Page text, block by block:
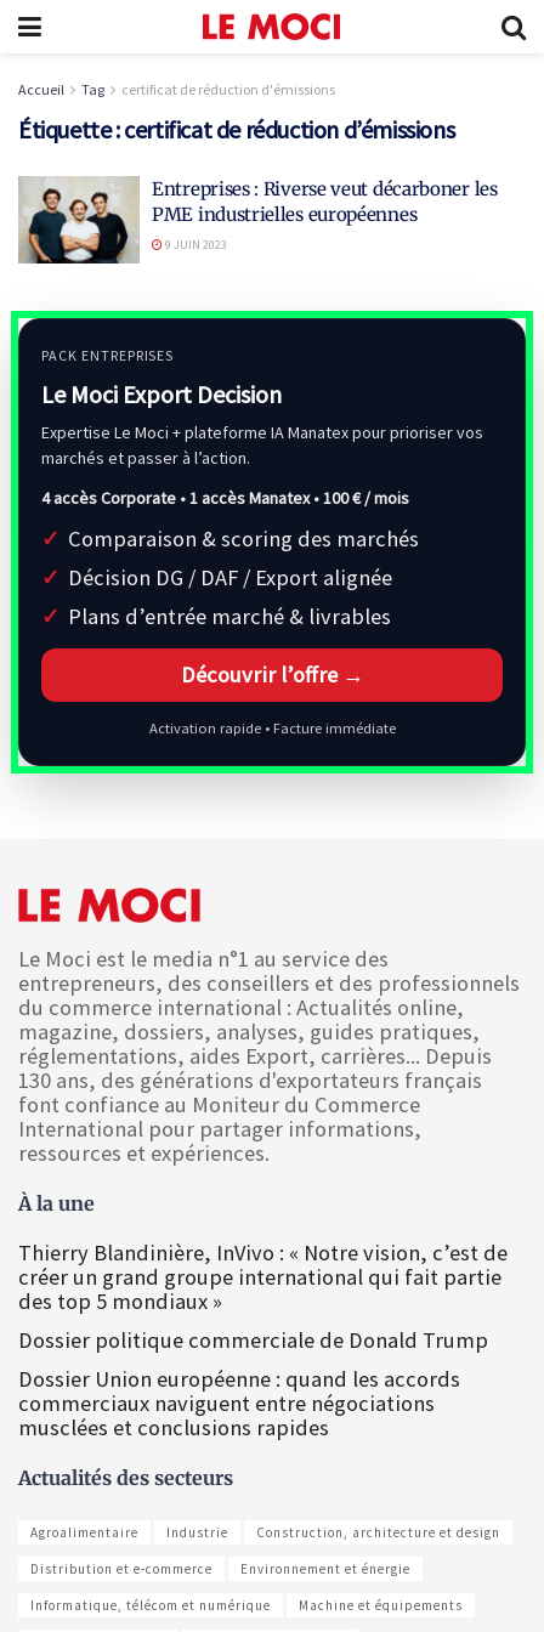
Accueil Tag certificat de réduction d'émissions
Étiquette :certificat de réduction d’émissions
Entreprises : Riverse veut décarboner les
PME industrielles européennes
9 JUIN 2023
PACK ENTREPRISES
Le Moci Export Decision
Expertise Le Moci + plateforme IA Manatex pour prioriser vos
marchés et passer à l’action.
4 accès Corporate • 1 accès Manatex •100 € / mois
Comparaison & scoring des marchés
Décision DG / DAF / Export alignée
Plans d’entrée marché & livrables
Découvrir l’offre →
Activation rapide • Facture immédiate
Le Moci est le media n°1 au service des
entrepreneurs, des conseillers et des professionnels
du commerce international : Actualités online,
magazine, dossiers, analyses, guides pratiques,
réglementations, aides Export, carrières... Depuis
130 ans, des générations d'exportateurs français
font confiance au Moniteur du Commerce
International pour partager informations,
ressources et expériences.
À la une
Thierry Blandinière, InVivo : « Notre vision, c’est de
créer un grand groupe international qui fait partie
des top 5 mondiaux »
Dossier politique commerciale de Donald Trump
Dossier Union européenne : quand les accords
commerciaux naviguent entre négociations
musclées et conclusions rapides
Actualités des secteurs
Agroalimentaire Industrie Construction, architecture et design
Distribution et e-commerce Environnement et énergie
Informatique, télécom et numérique Machine et équipements